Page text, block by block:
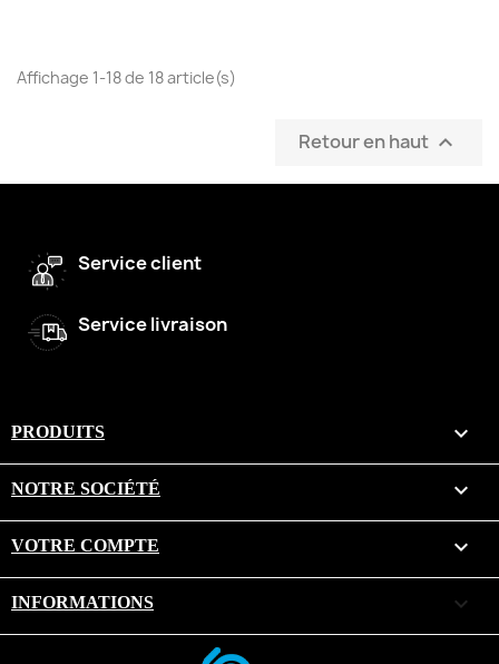
Affichage 1-18 de 18 article(s)
Retour en haut 
Service client
Service livraison
PRODUITS 
NOTRE SOCIÉTÉ 
VOTRE COMPTE 
INFORMATIONS keyboard_arrow_down